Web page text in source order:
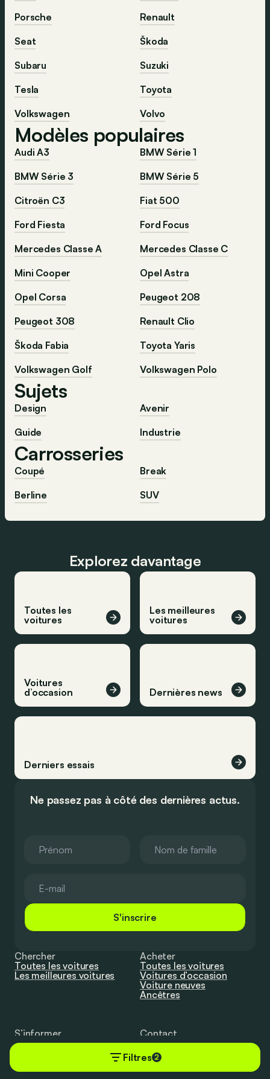
Filtres 2
Porsche
Renault
Seat
Škoda
Subaru
Suzuki
Tesla
Toyota
Volkswagen
Volvo
Modèles populaires
Audi A3
BMW Série 1
BMW Série 3
BMW Série 5
Citroën C3
Fiat 500
Ford Fiesta
Ford Focus
Mercedes Classe A
Mercedes Classe C
Mini Cooper
Opel Astra
Opel Corsa
Peugeot 208
Peugeot 308
Renault Clio
Škoda Fabia
Toyota Yaris
Volkswagen Golf
Volkswagen Polo
Sujets
Design
Avenir
Guide
Industrie
Carrosseries
Coupé
Break
Berline
SUV
Explorez davantage
Toutes les
voitures
Les meilleures
voitures
Voitures
d’occasion
Dernières news
Derniers essais
Ne passez pas à côté des dernières actus.
S'inscrire
Chercher
Toutes les voitures
Les meilleures voitures
Acheter
Toutes les voitures
Voitures d’occasion
Voiture neuves
Ancêtres
S’informer
Tout
Essais
Contact
Publiez vos voitures
Contactez-nous